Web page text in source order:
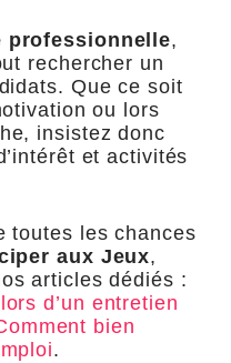
professionnelle,
rechercher un
Que ce soit
ou lors
insistez donc
et activités
toutes les chances
aux Jeux,
articles dédiés :
d’un entretien
bien
.